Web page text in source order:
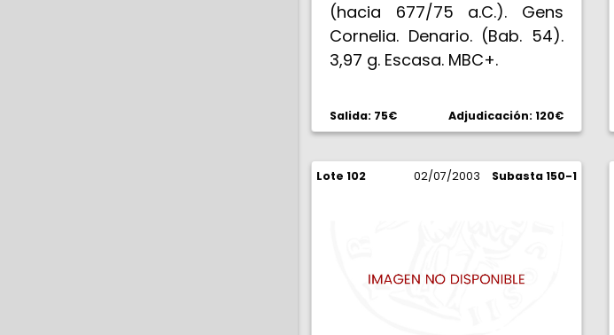
(hacia 677/75 a.C.). Gens
Cornelia. Denario. (Bab. 54).
3,97 g. Escasa. MBC+.
Salida: 75€ Adjudicación: 120€
Lote 102 02/07/2003 Subasta 150-1